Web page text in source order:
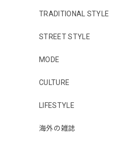
TRADITIONAL STYLE
STREET STYLE
MODE
CULTURE
LIFESTYLE
海外の雑誌